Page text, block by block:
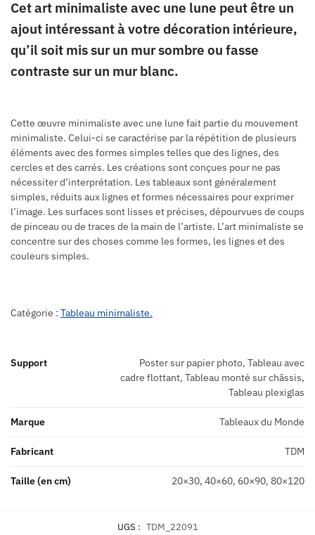
Cet art minimaliste avec une lune peut être un
ajout intéressant à votre décoration intérieure,
qu’il soit mis sur un mur sombre ou fasse
contraste sur un mur blanc.
Cette œuvre minimaliste avec une lune fait partie du mouvement
minimaliste. Celui-ci se caractérise par la répétition de plusieurs
éléments avec des formes simples telles que des lignes, des
cercles et des carrés. Les créations sont conçues pour ne pas
nécessiter d’interprétation. Les tableaux sont généralement
simples, réduits aux lignes et formes nécessaires pour exprimer
l’image. Les surfaces sont lisses et précises, dépourvues de coups
de pinceau ou de traces de la main de l’artiste. L’art minimaliste se
concentre sur des choses comme les formes, les lignes et des
couleurs simples.
Catégorie : Tableau minimaliste.
Support
Poster sur papier photo, Tableau avec
cadre flottant, Tableau monté sur châssis,
Tableau plexiglas
Marque Tableaux du Monde
Fabricant TDM
Taille (en cm) 20×30, 40×60, 60×90, 80×120
UGS : TDM_22091